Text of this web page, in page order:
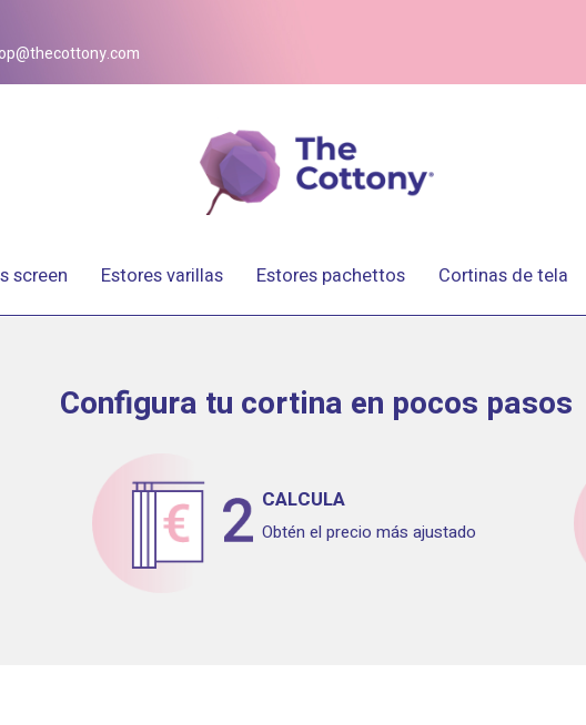
screen Estores varillas Estores pachettos Cortinas de tela
Configura tu cortina en pocos pasos
CALCULA
Obtén el precio más ajustado